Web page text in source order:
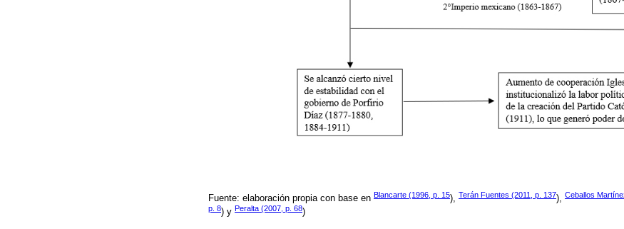
Fuente: elaboración propia con base en Blancarte (1996, p. 15), Terán Fuentes (2011, p. 137), Ceballos
p. 8) y Peralta (2007, p. 68)